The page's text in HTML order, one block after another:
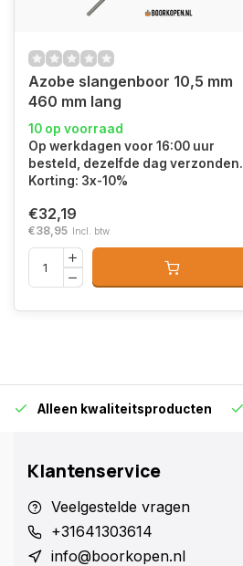
Azobe slangenboor 10,5 mm
460 mm lang
10 op voorraad
Op werkdagen voor 16:00 uur
besteld, dezelfde dag verzonden.
Korting: 3x-10%
€32,19
€38,95 Incl. btw
Alleen kwaliteitsproducten
Klantenservice
Veelgestelde vragen
+31641303614
info@boorkopen.nl